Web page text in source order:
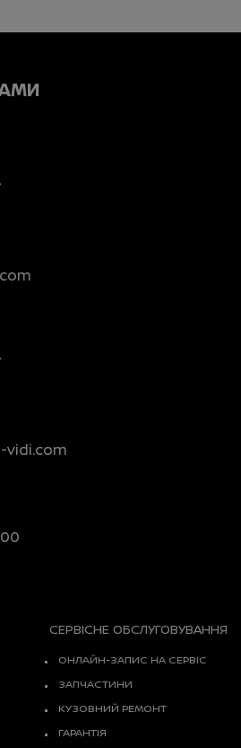
vidi.com
СЕРВІСНЕ ОБСЛУГОВУВАННЯ
ОНЛАЙН-ЗАПИС НА СЕРВІС
ЗАПЧАСТИНИ
КУЗОВНИЙ РЕМОНТ
ГАРАНТІЯ